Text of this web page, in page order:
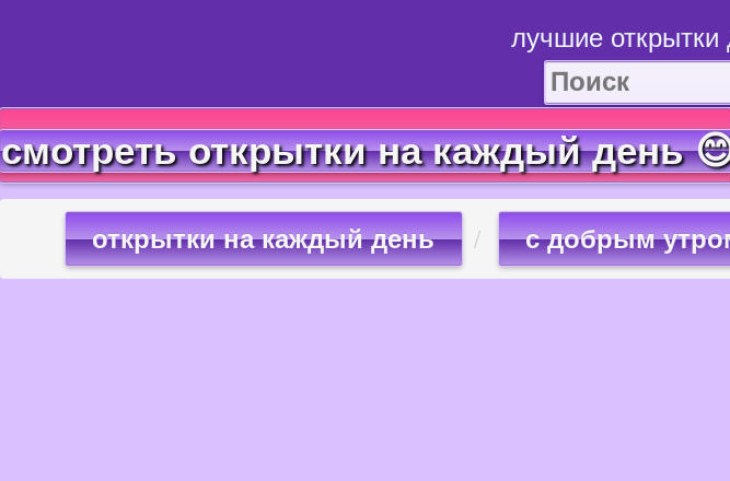
лучшие
смотреть открытки на каждый день
открытки на каждый день с добрым